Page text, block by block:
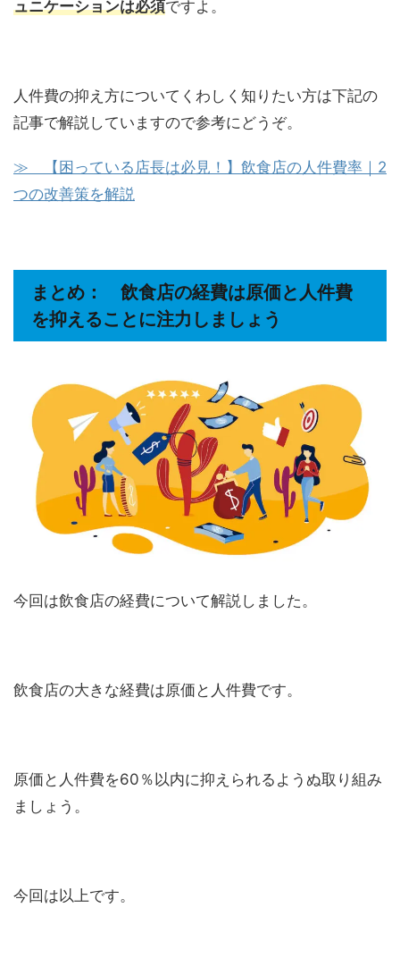
ュニケーションは必須ですよ。
人件費の抑え方についてくわしく知りたい方は下記の
記事で解説していますので参考にどうぞ。
≫ 【困っている店長は必見！】飲食店の人件費率｜2
つの改善策を解説
まとめ： 飲食店の経費は原価と人件費
を抑えることに注力しましょう
今回は飲食店の経費について解説しました。
飲食店の大きな経費は原価と人件費です。
原価と人件費を60％以内に抑えられるようぬ取り組み
ましょう。
今回は以上です。